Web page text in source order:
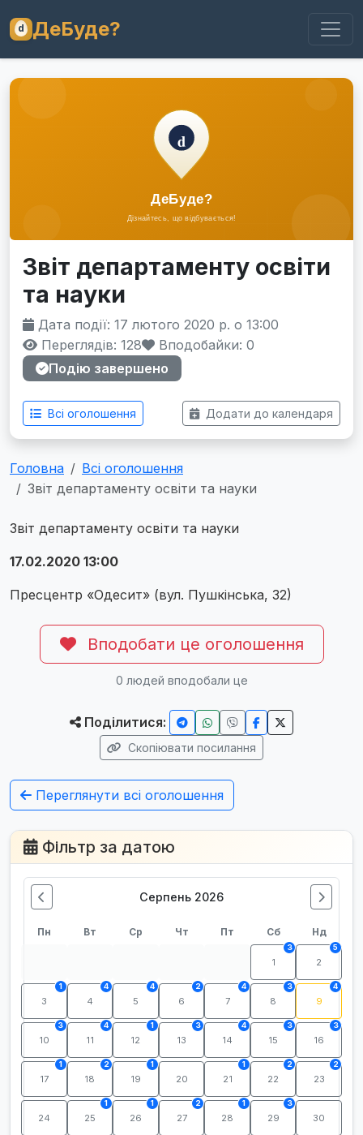
ДеБуде?
Звіт департаменту освіти
та науки
Дата події: 17 лютого 2020 р. о 13:00
Переглядів: 128
Вподобайки: 0
Подію завершено
Всі оголошення Додати до календаря
Головна
Всі оголошення
Звіт департаменту освіти та науки
Звіт департаменту освіти та науки
17.02.2020 13:00
Пресцентр «Одесит» (вул. Пушкінська, 32)
Вподобати це оголошення
0 людей вподобали це
Поділитися:
Скопіювати посилання
Переглянути всі оголошення
Фільтр за датою
Серпень 2026
Пн Вт Ср Чт Пт Сб Нд
1
3
2
5
3
1
4
4
5
4
6
2
7
4
8
3
9
4
10
3
11
4
12
1
13
3
14
4
15
3
16
3
17
1
18
2
19
1
20 21
1
22
2
23
2
24 25
1
26
1
27
2
28
1
29
3
30